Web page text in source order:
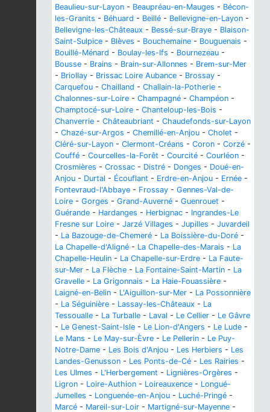
Beaulieu-sur-Layon - Beaupréau-en-Mauges - Bécon-
les-Granits - Béhuard - Beillé - Bellevigne-en-Layon -
Bellevigne-les-Châteaux - Bessé-sur-Braye - Blaison-
Saint-Sulpice - Blèves - Bouchemaine - Bouguenais -
Bouillé-Ménard - Boulay-les-Ifs - Bournezeau -
Bousse - Brains - Brain-sur-Allonnes - Brem-sur-Mer
- Briollay - Brissac Loire Aubance - Brossay -
Carquefou - Chailland - Challain-la-Potherie -
Chalonnes-sur-Loire - Champagné - Champéon -
Champtocé-sur-Loire - Chanteloup-les-Bois -
Chanverrie - Châteaubriant - Chaudefonds-sur-Layon
- Chazé-sur-Argos - Chemillé-en-Anjou - Cholet -
Cléré-sur-Layon - Clermont-Créans - Coron - Corzé -
Couffé - Courcelles-la-Forêt - Courcité - Courléon -
Crosmières - Crossac - Distré - Donges - Doué-en-
Anjou - Durtal - Écouflant - Erdre-en-Anjou - Ernée -
Fontevraud-l'Abbaye - Frossay - Gennes-Val-de-
Loire - Gorges - Grand-Auverné - Guenrouet -
Guérande - Hardanges - Herbignac - Ingrandes-Le
Fresne sur Loire - Jarzé Villages - Jupilles - Juvardeil
- La Bazouge-de-Chemeré - La Boissière-du-Doré -
La Chapelle-d'Aligné - La Chapelle-des-Marais - La
Chapelle-Heulin - La Chapelle-sur-Erdre - La Faute-
sur-Mer - La Flèche - La Fontaine-Saint-Martin - La
Gravelle - La Grigonnais - La Haie-Fouassière -
Laigné-en-Belin - L'Aiguillon-sur-Mer - La Possonnière
- La Séguinière - Lassay-les-Châteaux - La
Tessoualle - La Turballe - Laval - Le Cellier - Le Gâvre
- Le Genest-Saint-Isle - Le Lion-d'Angers - Le Lude -
Le Mans - Le May-sur-Èvre - Le Pellerin - Le Puy-
Notre-Dame - Les Bois d'Anjou - Les Herbiers - Les
Landes-Genusson - Les Ponts-de-Cé - Les Rairies -
Les Ulmes - L'Herbergement - Lignières-Orgères -
Ligron - Loire-Authion - Loireauxence - Longué-
Jumelles - Longuenée-en-Anjou - Luché-Pringé -
Marcé - Mareil-sur-Loir - Martigné-sur-Mayenne -